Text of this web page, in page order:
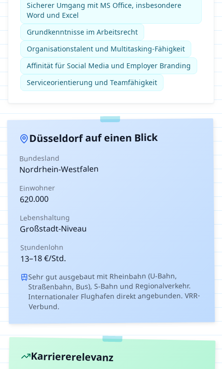
Sicherer Umgang mit MS Office, insbesondere
Word und Excel
Grundkenntnisse im Arbeitsrecht
Organisationstalent und Multitasking-Fähigkeit
Affinität für Social Media und Employer Branding
Serviceorientierung und Teamfähigkeit
Düsseldorfauf einen Blick
Bundesland
Nordrhein-Westfalen
Einwohner
620.000
Lebenshaltung
Großstadt-Niveau
Stundenlohn
13–18€/Std.
Sehr gut ausgebaut mit Rheinbahn (U-Bahn,
Straßenbahn, Bus), S-Bahn und Regionalverkehr.
Internationaler Flughafen direkt angebunden. VRR-
Verbund.
Karriererelevanz